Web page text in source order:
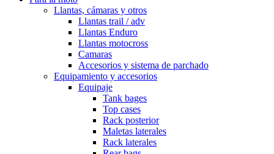
Llantas, cámaras y otros
Llantas trail / adv
Llantas Enduro
Llantas motocross
Camaras
Accesorios y sistema de parchado
Equipamiento y accesorios
Equipaje
Tank bages
Top cases
Rack posterior
Maletas laterales
Rack laterales